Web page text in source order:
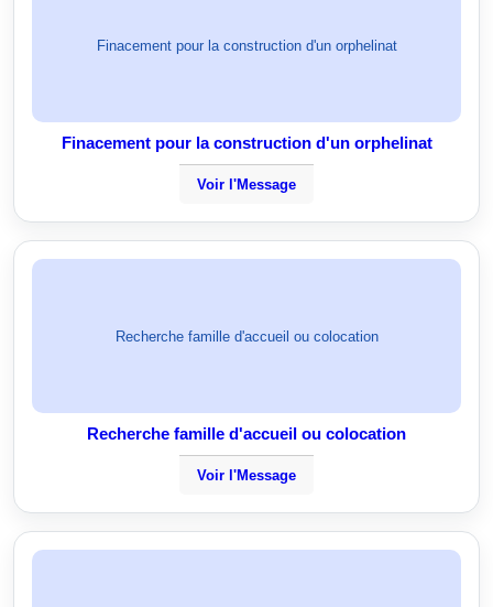
Finacement pour la construction d'un orphelinat
Finacement pour la construction d'un orphelinat
Voir l'Message
Recherche famille d'accueil ou colocation
Recherche famille d'accueil ou colocation
Voir l'Message